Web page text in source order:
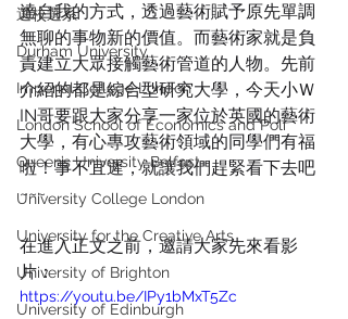
選校選系
Durham University
Imperial College London
London School of Economics and Poli
Queen’s University Belfast
University College London
University for the Creative Arts
University of Brighton
University of Edinburgh
達自我的方式，透過藝術賦予原先單調
無聊的事物新的價值。而藝術家就是負
責建立大眾接觸藝術管道的人物。先前
介紹的都是綜合型研究大學，今天小Ｗ
IN哥要跟大家分享一家位於英國的藝術
大學，有心專攻藝術領域的同學們有福
啦！事不宜遲，就讓我們趕緊看下去吧
~~~
在進入正文之前，邀請大家先來看影
片：
https://youtu.be/IPy1bMxT5Zc